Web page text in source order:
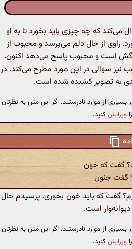
که چه چیزی باید بخورد تا به او
راوی از حال دلم می‌پرسد و محبوب از
است و محبوب پاسخ می‌دهد اکنون.
نیز سوالی در این مورد مطرح می‌کند. در
به تصویر کشیده شده است.
از موارد نادرستند. اگر این متن به نظرتان
ویرایشکنید.
گفت که خون
گفت جنون
گفت که باید خون بخوری. پرسیدم حال
است.
از موارد نادرستند. اگر این متن به نظرتان
ویرایشکنید.